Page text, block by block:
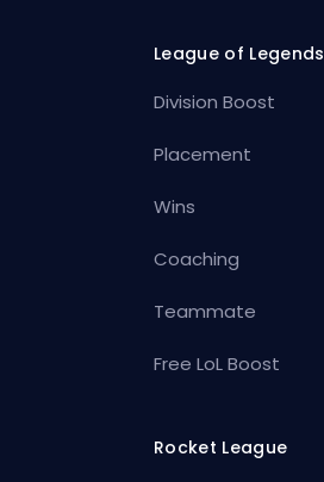
League of Legends
Division Boost
Placement
Wins
Coaching
Teammate
Free LoL Boost
Rocket League